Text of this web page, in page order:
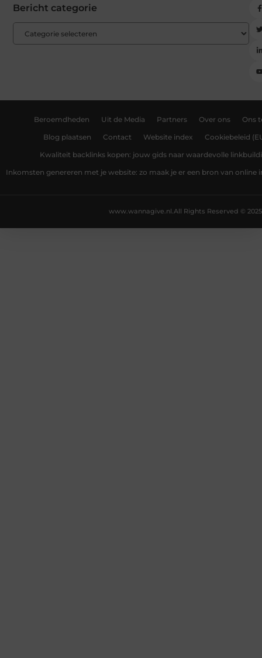
Bericht categorie
Beroemdheden Uit de Media Partners Over ons Ons
Blog plaatsen Contact Website index Cookiebeleid
Kwaliteit backlinks kopen: jouw gids naar waardevolle
Inkomsten genereren met je website: zo maak je er een bron van online
All Rights Reserved © 2025
www.wannagive.nl.